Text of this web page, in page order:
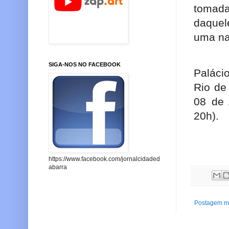
uma
Rio
08 de
20h).
Postagem
SIGA-NOS NO FACEBOOK
https://www.facebook.com/jornalcidaded
abarra